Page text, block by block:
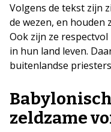
Volgens de tekst zijn
de wezen, en houden
Ook zijn ze
in hun land leven.
buitenlandse
zeldzame